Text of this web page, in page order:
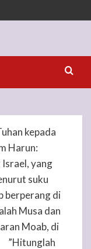
kepada
Harun:
yang
suku
berperang di
Musa dan
Moab, di
”Hitunglah